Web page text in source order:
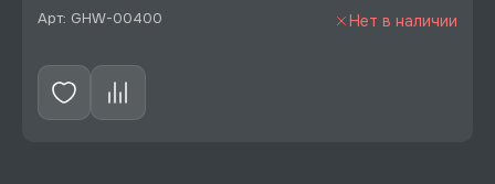
Арт: GHW-00400 Нет в наличии